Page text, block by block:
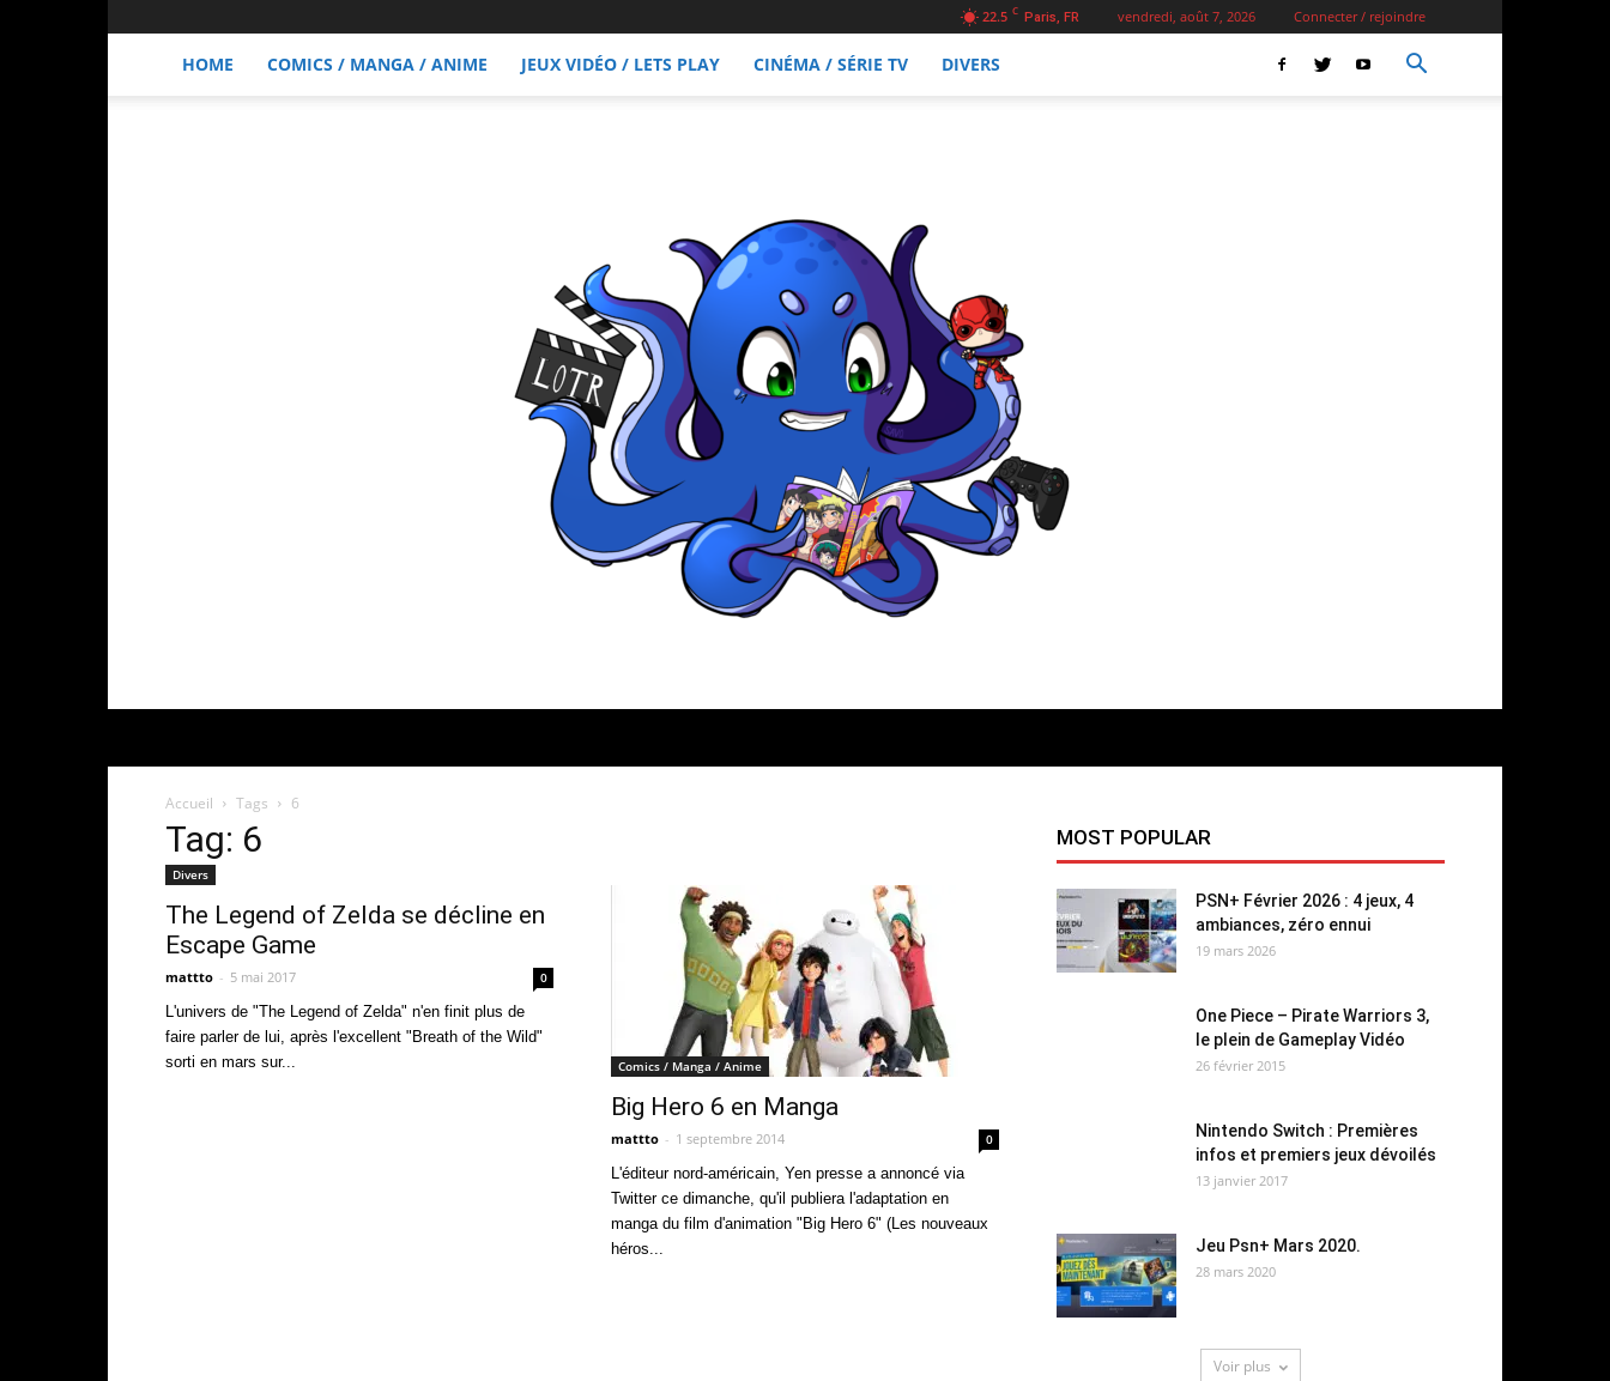
22.5 C Paris, FR vendredi, août 7, 2026 Connecter / rejoindre
HOME COMICS / MANGA / ANIME JEUX VIDÉO / LETS PLAY CINÉMA / SÉRIE TV DIVERS
Accueil Tags 6
Tag: 6
Divers
The Legend of Zelda se décline en
Escape Game
mattto - 5 mai 2017 0
L'univers de "The Legend of Zelda" n'en finit plus de
faire parler de lui, après l'excellent "Breath of the Wild"
sorti en mars sur...
Comics / Manga / Anime
Big Hero 6 en Manga
mattto - 1 septembre 2014 0
L'éditeur nord-américain, Yen presse a annoncé via
Twitter ce dimanche, qu'il publiera l'adaptation en
manga du film d'animation "Big Hero 6" (Les nouveaux
héros...
MOST POPULAR
PSN+ Février 2026 : 4 jeux, 4
ambiances, zéro ennui
19 mars 2026
One Piece – Pirate Warriors 3,
le plein de Gameplay Vidéo
26 février 2015
Nintendo Switch : Premières
infos et premiers jeux dévoilés
13 janvier 2017
Jeu Psn+ Mars 2020.
28 mars 2020
Voir plus